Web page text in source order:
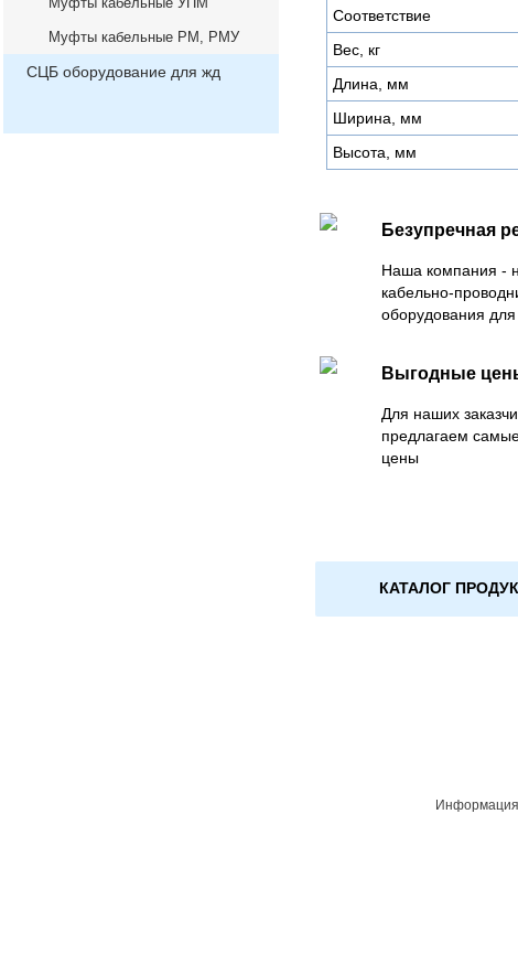
Муфты кабельные РМ, РМУ
СЦБ оборудование для жд
Соответствие
Вес, кг
Длина, мм
Ширина, мм
Высота, мм
Безупречная
Наша компания -
кабельно-
оборудования для
Выгодные
Для наших
предлагаем
цены
КАТАЛОГ
Информация